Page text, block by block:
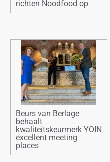
richten Noodfood op
Beurs van Berlage
behaalt
kwaliteitskeurmerk YOIN
excellent meeting
places